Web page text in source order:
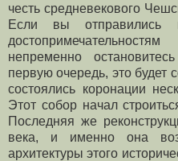
честь средневекового
Если вы отправились
непременно
первую очередь, это будет
состоялись коронации
Этот собор начал
Последняя же
века, и именно она
архитектуры этого